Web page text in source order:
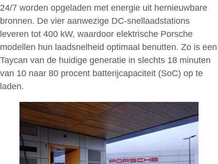
24/7 worden opgeladen met energie uit hernieuwbare
bronnen. De vier aanwezige DC-snellaadstations
leveren tot 400 kW, waardoor elektrische Porsche
modellen hun laadsnelheid optimaal benutten. Zo is een
Taycan van de huidige generatie in slechts 18 minuten
van 10 naar 80 procent batterijcapaciteit (SoC) op te
laden.